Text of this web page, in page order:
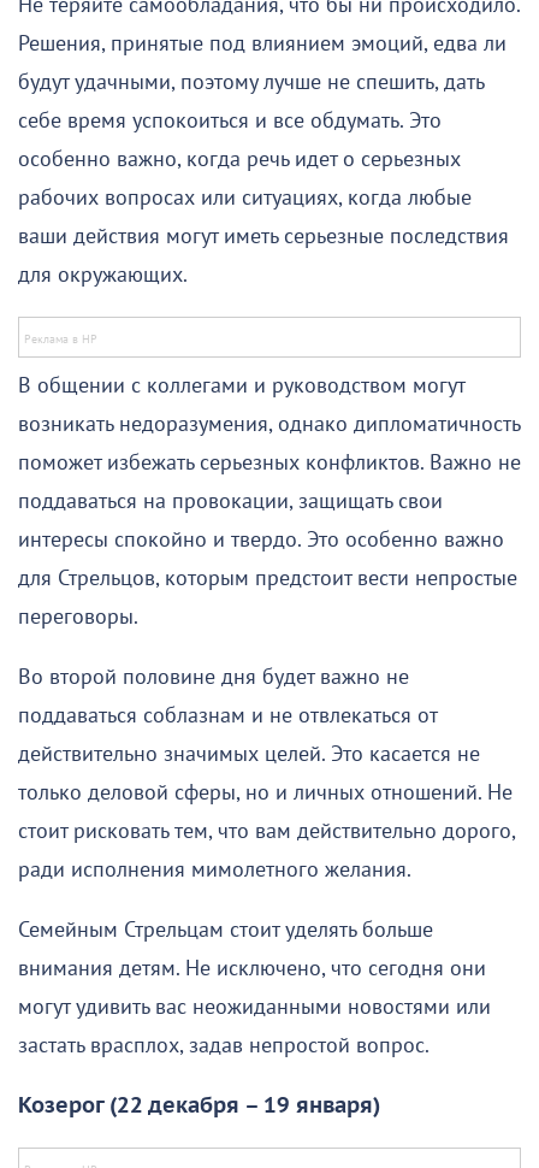
Не теряйте самообладания, что бы ни происходило.
Решения, принятые под влиянием эмоций, едва ли
будут удачными, поэтому лучше не спешить, дать
себе время успокоиться и все обдумать. Это
особенно важно, когда речь идет о серьезных
рабочих вопросах или ситуациях, когда любые
ваши действия могут иметь серьезные последствия
для окружающих.
В общении с коллегами и руководством могут
возникать недоразумения, однако дипломатичность
поможет избежать серьезных конфликтов. Важно не
поддаваться на провокации, защищать свои
интересы спокойно и твердо. Это особенно важно
для Стрельцов, которым предстоит вести непростые
переговоры.
Во второй половине дня будет важно не
поддаваться соблазнам и не отвлекаться от
действительно значимых целей. Это касается не
только деловой сферы, но и личных отношений. Не
стоит рисковать тем, что вам действительно дорого,
ради исполнения мимолетного желания.
Семейным Стрельцам стоит уделять больше
внимания детям. Не исключено, что сегодня они
могут удивить вас неожиданными новостями или
застать врасплох, задав непростой вопрос.
Козерог (22 декабря – 19 января)